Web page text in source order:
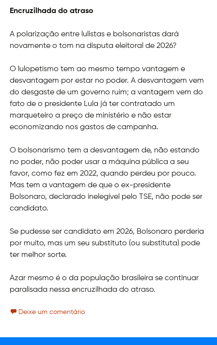
Encruzilhada do atraso
A polarização entre lulistas e bolsonaristas dará
novamente o tom na disputa eleitoral de 2026?
O lulopetismo tem ao mesmo tempo vantagem e
desvantagem por estar no poder. A desvantagem vem
do desgaste de um governo ruim; a vantagem vem do
fato de o presidente Lula já ter contratado um
marqueteiro a preço de ministério e não estar
economizando nos gastos de campanha.
O bolsonarismo tem a desvantagem de, não estando
no poder, não poder usar a máquina pública a seu
favor, como fez em 2022, quando perdeu por pouco.
Mas tem a vantagem de que o ex-presidente
Bolsonaro, declarado inelegível pelo TSE, não pode ser
candidato.
Se pudesse ser candidato em 2026, Bolsonaro perderia
por muito, mas um seu substituto (ou substituta) pode
ter melhor sorte.
Azar mesmo é o da população brasileira se continuar
paralisada nessa encruzilhada do atraso.
Deixe um comentário